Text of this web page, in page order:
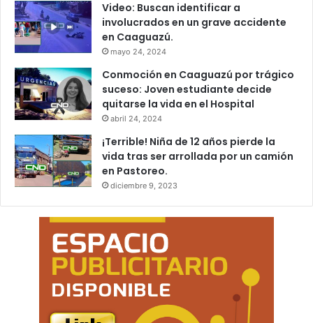
Video: Buscan identificar a
involucrados en un grave accidente
en Caaguazú.
mayo 24, 2024
Conmoción en Caaguazú por trágico
suceso: Joven estudiante decide
quitarse la vida en el Hospital
abril 24, 2024
¡Terrible! Niña de 12 años pierde la
vida tras ser arrollada por un camión
en Pastoreo.
diciembre 9, 2023